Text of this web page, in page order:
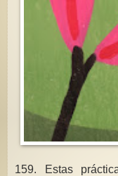
159. Estas